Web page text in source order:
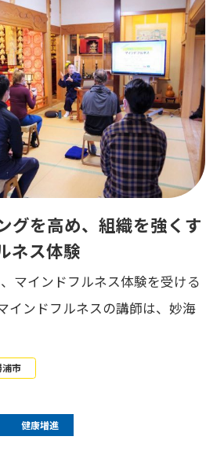
グを高め、組織を強くす
ネス体験
マインドフルネス体験を受ける
インドフルネスの講師は、妙海
浦市
健康増進